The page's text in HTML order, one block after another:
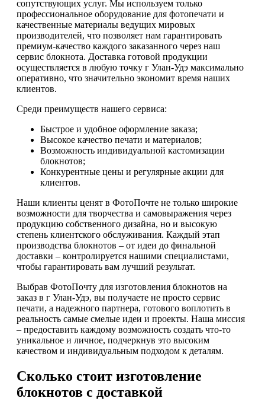
сопутствующих услуг. Мы используем только
профессиональное оборудование для фотопечати и
качественные материалы ведущих мировых
производителей, что позволяет нам гарантировать
премиум-качество каждого заказанного через наш
сервис блокнота. Доставка готовой продукции
осуществляется в любую точку г Улан-Удэ максимально
оперативно, что значительно экономит время наших
клиентов.
Среди преимуществ нашего сервиса:
Быстрое и удобное оформление заказа;
Высокое качество печати и материалов;
Возможность индивидуальной кастомизации
блокнотов;
Конкурентные цены и регулярные акции для
клиентов.
Наши клиенты ценят в ФотоПочте не только широкие
возможности для творчества и самовыражения через
продукцию собственного дизайна, но и высокую
степень клиентского обслуживания. Каждый этап
производства блокнотов – от идеи до финальной
доставки – контролируется нашими специалистами,
чтобы гарантировать вам лучший результат.
Выбрав ФотоПочту для изготовления блокнотов на
заказ в г Улан-Удэ, вы получаете не просто сервис
печати, а надежного партнера, готового воплотить в
реальность самые смелые идеи и проекты. Наша миссия
– предоставить каждому возможность создать что-то
уникальное и личное, подчеркнув это высоким
качеством и индивидуальным подходом к деталям.
Сколько стоит изготовление
блокнотов с доставкой